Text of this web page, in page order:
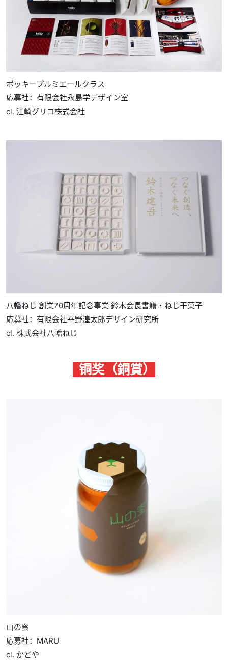
ポッキープルミエールクラス
応募社：有限会社永島学デザイン室
cl. 江崎グリコ株式会社
八幡ねじ 創業70周年記念事業 鈴木会長書籍・ねじ干菓子
応募社：有限会社平野湟太郎デザイン研究所
cl. 株式会社八幡ねじ
铜奖（銅賞）
山の蜜
応募社：MARU
cl. かどや